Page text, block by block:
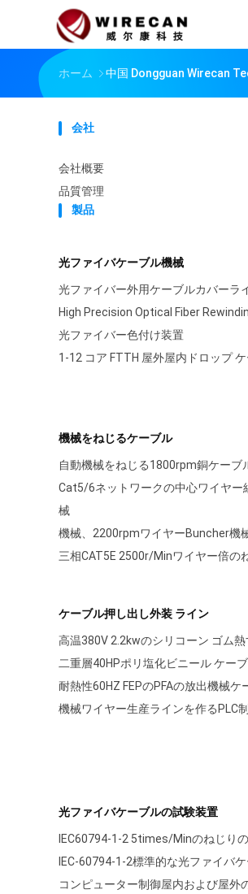
ホーム 中国 Dongguan Wirecan
会社
会社概要
品質管理
製品
光ファイバケーブル機械
光ファイバー外用ケーブルカバーラ
High Precision Optical Fiber
光ファイバー色付け装置
1-12 コア FTTH 屋外屋内ドロップ
機械をねじるケーブル
自動機械をねじる1800rpm銅ケーブ
Cat5/6ネットワークの中心ワイヤー
械
機械、2200rpmワイヤーBuncher機
三相CAT5E 2500r/Minワイヤー倍の
ケーブル押し出し外装 ライン
高温380V 2.2kwのシリコーン ゴム
二重層40HPポリ塩化ビニール ケー
耐熱性60HZ FEPのPFAの放出機械
機械ワイヤー生産ラインを作るPLC
光ファイバケーブルの試験装置
IEC60794-1-2 5times/Minのねじり
IEC-60794-1-2標準的な光ファイバ
コンピューター制御屋内および屋外